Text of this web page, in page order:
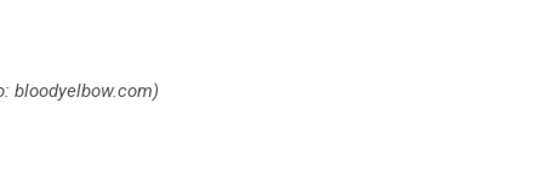
bloodyelbow.com)